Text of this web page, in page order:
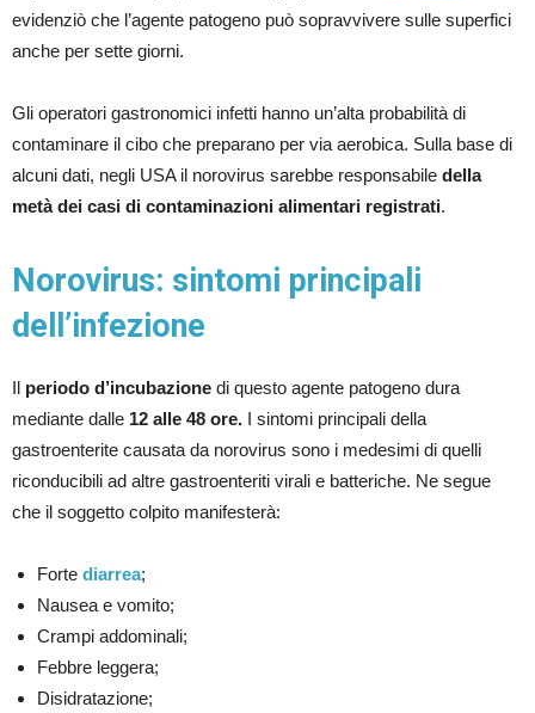
evidenziò che l’agente patogeno può sopravvivere sulle superfici
anche per sette giorni.
Gli operatori gastronomici infetti hanno un’alta probabilità di
contaminare il cibo che preparano per via aerobica. Sulla base di
alcuni dati, negli USA il norovirus sarebbe responsabile della
metà dei casi di contaminazioni alimentari registrati.
Norovirus: sintomi principali
dell’infezione
Il periodo d’incubazione di questo agente patogeno dura
mediante dalle 12 alle 48 ore. I sintomi principali della
gastroenterite causata da norovirus sono i medesimi di quelli
riconducibili ad altre gastroenteriti virali e batteriche. Ne segue
che il soggetto colpito manifesterà:
Forte diarrea;
Nausea e vomito;
Crampi addominali;
Febbre leggera;
Disidratazione;